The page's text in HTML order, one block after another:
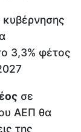
κυβέρνησης
3,3% φέτος
σε
ΑΕΠ θα
της